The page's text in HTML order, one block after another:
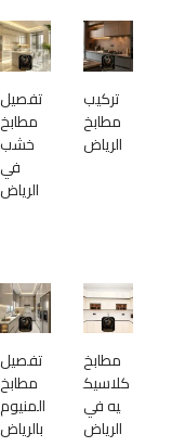
تركيب
مطابخ
الرياض
تفصيل
مطابخ
خشب
في
الرياض
مطابخ
كلاسيك
يه في
الرياض
تفصيل
مطابخ
المنيوم
بالرياض